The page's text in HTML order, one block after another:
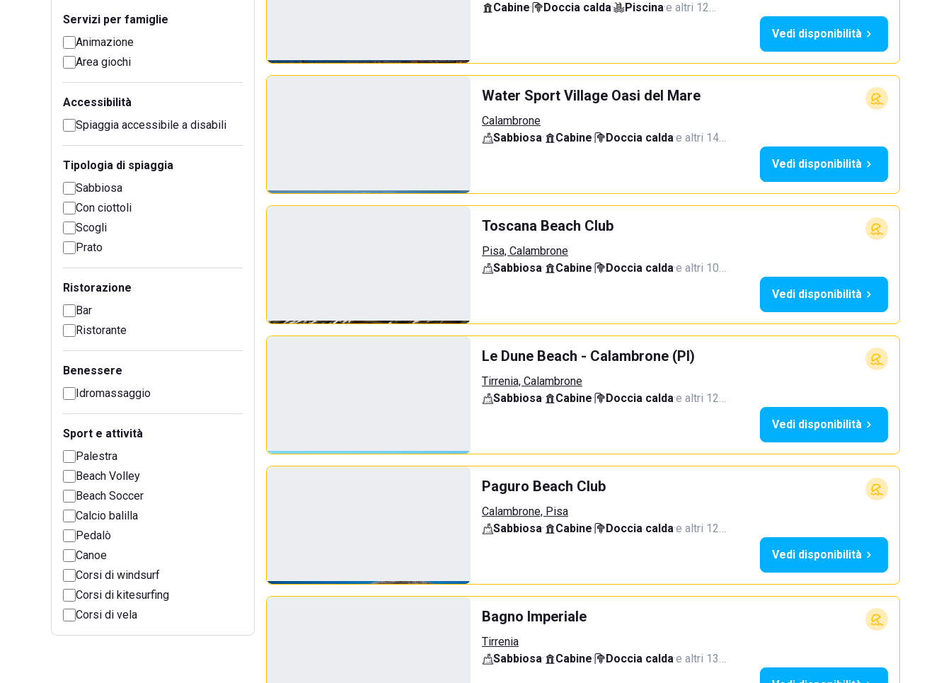
Servizi per famiglie
Animazione
Area giochi
Accessibilità
Spiaggia accessibile a disabili
Tipologia di spiaggia
Sabbiosa
Con ciottoli
Scogli
Prato
Ristorazione
Bar
Ristorante
Benessere
Idromassaggio
Sport e attività
Palestra
Beach Volley
Beach Soccer
Calcio balilla
Pedalò
Canoe
Corsi di windsurf
Corsi di kitesurfing
Corsi di vela
Cabine· Doccia calda· Piscina·e altri 12…
Vedi disponibilità
Water Sport Village Oasi del Mare
Calambrone
Sabbiosa· Cabine· Doccia calda·e altri 14…
Vedi disponibilità
Toscana Beach Club
Pisa, Calambrone
Sabbiosa· Cabine· Doccia calda·e altri 10…
Vedi disponibilità
Le Dune Beach - Calambrone (PI)
Tirrenia, Calambrone
Sabbiosa· Cabine· Doccia calda·e altri 12…
Vedi disponibilità
Paguro Beach Club
Calambrone, Pisa
Sabbiosa· Cabine· Doccia calda·e altri 12…
Vedi disponibilità
Bagno Imperiale
Tirrenia
Sabbiosa· Cabine· Doccia calda·e altri 13…